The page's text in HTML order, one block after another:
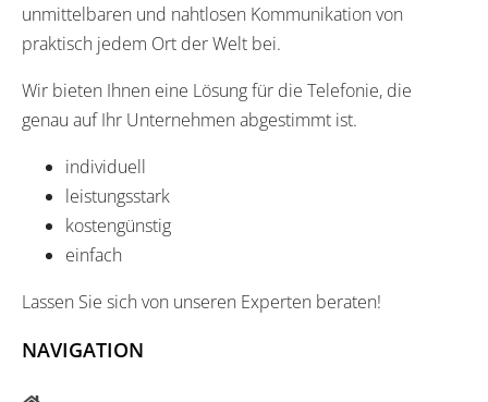
unmittelbaren und nahtlosen Kommunikation von
praktisch jedem Ort der Welt bei.
Wir bieten Ihnen eine Lösung für die Telefonie, die
genau auf Ihr Unternehmen abgestimmt ist.
individuell
leistungsstark
kostengünstig
einfach
Lassen Sie sich von unseren Experten beraten!
NAVIGATION